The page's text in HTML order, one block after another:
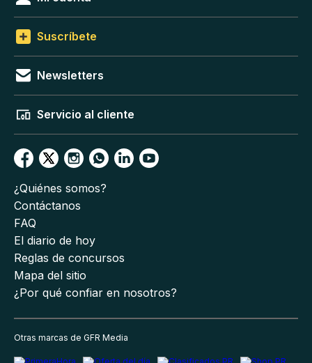
Suscríbete
Newsletters
Servicio al cliente
¿Quiénes somos?
Contáctanos
FAQ
El diario de hoy
Reglas de concursos
Mapa del sitio
¿Por qué confiar en nosotros?
Otras marcas de GFR Media